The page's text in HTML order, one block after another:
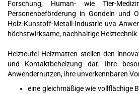
Forschung, Human- wie Tier-
Personenbeförderung in Gondeln und
Holz-Kunstoff-Metall-Industrie uva
höchstwirksame, nachhaltige Heiztechnik
Heizteufel Heizmatten stellen den
und Kontaktbeheizung dar. Ihre
Anwendernutzen, ihre unverkennbaren
eine gleichmäßige wie vollflächige